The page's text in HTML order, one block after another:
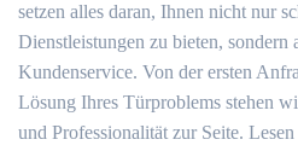
setzen alles daran, Ihnen nicht nur
Dienstleistungen zu bieten, sondern
Kundenservice. Von der ersten
Lösung Ihres Türproblems stehen
und Professionalität zur Seite.